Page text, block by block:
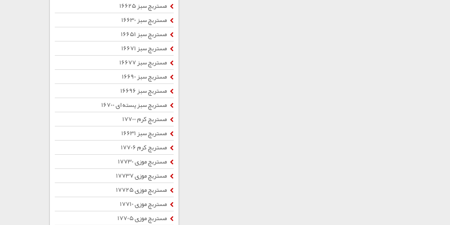
مستربچ سبز 16625
مستربچ سبز 16630
مستربچ سبز 16651
مستربچ سبز 16671
مستربچ سبز 16677
مستربچ سبز 16690
مستربچ سبز 16696
مستربچ سبز پسته ای 16700
مستربچ کرم 17700
مستربچ سبز 16631
مستربچ کرم 17706
مستربچ موزی 17730
مستربچ موزی 17737
مستربچ موزی 17725
مستربچ موزی 17710
مستربچ موزی 17705